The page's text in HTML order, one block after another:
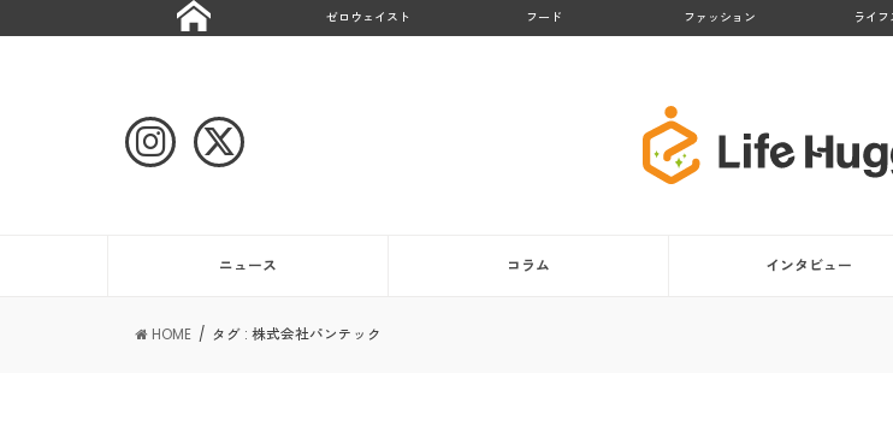
ゼロウェイスト フード ファッション ライ
ニュース コラム インタビュー
HOME タグ : 株式会社パンテック